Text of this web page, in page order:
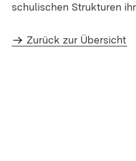
schulischen Strukturen
Zurück zur Übersicht